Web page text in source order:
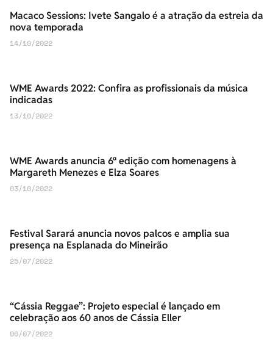
Macaco Sessions: Ivete Sangalo é a atração da estreia da
nova temporada
14/10/2022
WME Awards 2022: Confira as profissionais da música
indicadas
13/10/2022
WME Awards anuncia 6ª edição com homenagens à
Margareth Menezes e Elza Soares
03/10/2022
Festival Sarará anuncia novos palcos e amplia sua
presença na Esplanada do Mineirão
25/07/2022
“Cássia Reggae”: Projeto especial é lançado em
celebração aos 60 anos de Cássia Eller
06/07/2022